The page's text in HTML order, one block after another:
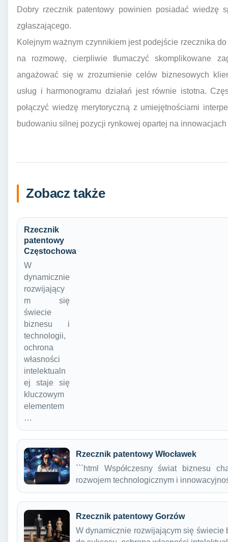
Dobry rzecznik patentowy powinien posiadać wiedzę
zgłaszającego.
Kolejnym ważnym czynnikiem jest podejście rzecznika
na rozmowę, cierpliwie tłumaczyć skomplikowane
angażować się w zrozumienie celów biznesowych
usług i harmonogramu działań jest równie istotna.
połączyć wiedzę merytoryczną z umiejętnościami
budowaniu silnej pozycji rynkowej opartej na
Zobacz także
Rzecznik
patentowy
Częstochowa
W
dynamicznie
rozwijający
m się
świecie
biznesu i
technologii,
ochrona
własności
intelektualn
ej staje się
kluczowym
elementem
…
Rzecznik patentowy Włocławek
```html Współczesny świat biznesu
rozwojem technologicznym i
Rzecznik patentowy Gorzów
W dynamicznie rozwijającym się